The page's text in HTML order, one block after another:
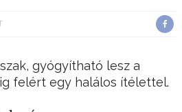
gyógyítható lesz a
felért egy halálos ítélettel.